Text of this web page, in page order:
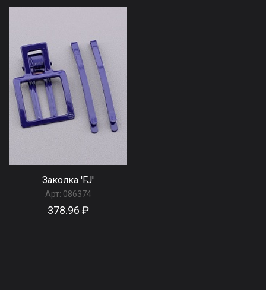
Заколка 'FJ'
Арт: 086374
378.96 ₽